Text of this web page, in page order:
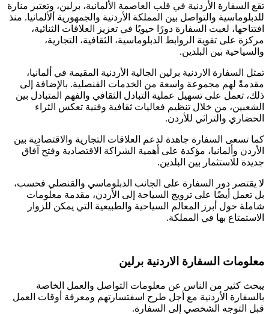
تقع السفارة الأردنية في قلب العاصمة الألمانية، برلين، وتعتبر منارة
للدبلوماسية والتواصل بين المملكة الأردنية والجمهورية ألألمانيا. منذ
افتتاحها، لعبت السفارة دورًا حيويًا في تعزيز العلاقات الثنائية،
مركزة على تقوية الروابط الدبلوماسية، الثقافية، التجارية،
والسياحية بين البلدين.
تمثل السفارة الاردنية برلين الجالية الأردنية المقيمة في ألمانيا،
مقدمةً لهم مجموعة واسعة من الخدمات القنصلية. بالإضافة إلى
ذلك، تعمل على تسهيل عملية التبادل الثقافي والفهم المتبادل بين
الشعبين، من خلال تنظيم فعاليات ثقافية وفنية تعكس الثراء
الحضاري والتراثي للأردن.
كما تسعى السفارة جاهدة لدعم العلاقات التجارية والاقتصادية بين
الأردن وألمانيا، مؤكدة على أهمية الشراكة الاقتصادية وفتح آفاق
جديدة للاستثمار بين البلدين.
لا يقتصر دور السفارة على الجانب الدبلوماسي والقنصلي فحسب،
بل تعمل أيضًا على ترويج السياحة إلى الأردن، مقدمة معلومات
شاملة حول أبرز المعالم السياحية والطبيعية التي يمكن للزوار
الاستمتاع بها في المملكة.
معلومات السفارة الاردنية برلين
يبحث كثير من الناس عن معلومات التواصل والعمل الخاصة
بالسفارة الأردنية مع أجل طرح اسفتسارتهم ومعرفة أوقات العمل
قبل التوجه الشخصي إلى السفارة.